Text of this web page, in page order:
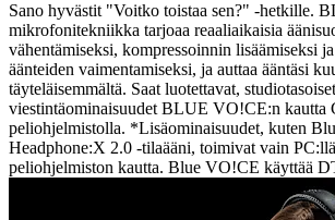
Sano hyvästit "Voitko toistaa sen?" -hetkille.
mikrofonitekniikka tarjoaa reaaliaikaisia
vähentämiseksi, kompressoinnin lisäämiseksi
äänteiden vaimentamiseksi, ja auttaa ääntäsi
täyteläisemmältä. Saat luotettavat,
viestintäominaisuudet BLUE VO!CE:n kautta
peliohjelmistolla. *Lisäominaisuudet, kuten
Headphone:X 2.0 -tilaääni, toimivat vain
peliohjelmiston kautta. Blue VO!CE käyttää